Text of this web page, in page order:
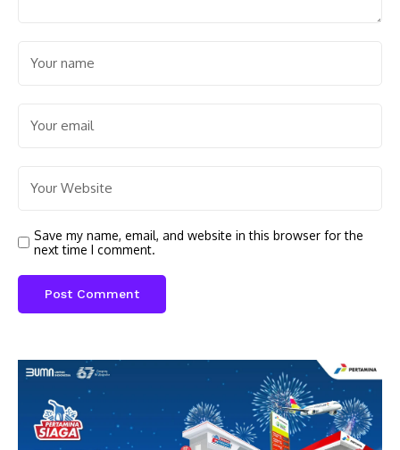
Save my name, email, and website in this browser for the
next time I comment.